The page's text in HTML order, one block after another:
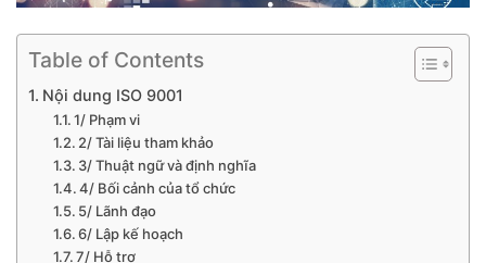
Table of Contents
Nội dung ISO 9001
1/ Phạm vi
2/ Tài liệu tham khảo
3/ Thuật ngữ và định nghĩa
4/ Bối cảnh của tổ chức
5/ Lãnh đạo
6/ Lập kế hoạch
7/ Hỗ trợ